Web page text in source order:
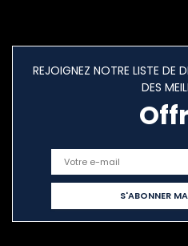
REJOIGNEZ NOTRE LISTE DE
DES